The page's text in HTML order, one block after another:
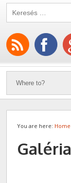
You are here: Home
Galéria